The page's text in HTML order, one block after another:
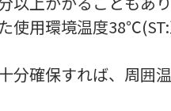
使用環境温度
分確保すれば、周囲